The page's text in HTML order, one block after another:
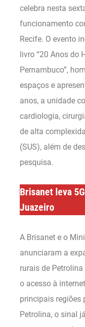
celebra nesta
funcionamento
Recife. O evento
livro “20 Anos do
Pernambuco”,
espaços e
anos, a unidade
cardiologia,
de alta
(SUS), além de
pesquisa.
Brisanet leva
Juazeiro
A Brisanet e o
anunciaram a
rurais de
o acesso à
principais regiões
Petrolina, o sinal